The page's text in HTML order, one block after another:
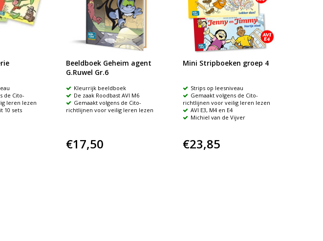
de Cito-
leren lezen
10 sets
Beeldboek Geheim agent
G.Ruwel Gr.6
Kleurrijk beeldboek
De zaak Roodbast AVI M6
Gemaakt volgens de Cito-
richtlijnen voor veilig leren lezen
€17,50
Mini Stripboeken groep 4
Strips op leesniveau
Gemaakt volgens de Cito-
richtlijnen voor veilig leren lezen
AVI E3, M4 en E4
Michiel van de Vijver
€23,85